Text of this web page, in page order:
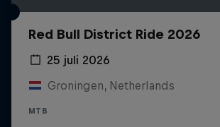
Red Bull District Ride 2026
25 juli 2026
Groningen, Netherlands
MTB